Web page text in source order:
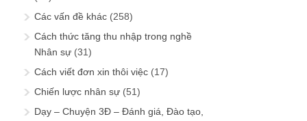
Các vấn đề khác (258)
Cách thức tăng thu nhập trong nghề
Nhân sự (31)
Cách viết đơn xin thôi việc (17)
Chiến lược nhân sự (51)
Dạy – Chuyện 3Đ – Đánh giá, Đào tạo,